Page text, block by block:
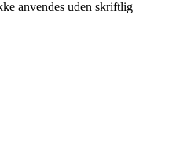
anvendes uden skriftlig